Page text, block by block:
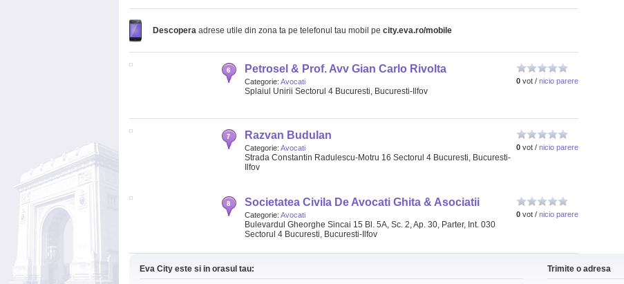
Descopera adrese utile din zona ta pe telefonul tau mobil pe city.eva.ro/mobile
0 vot / nicio parere
Petrosel & Prof. Avv Gian Carlo Rivolta
Categorie: Avocati
Splaiul Unirii Sectorul 4 Bucuresti, Bucuresti-Ilfov
0 vot / nicio parere
Razvan Budulan
Categorie: Avocati
Strada Constantin Radulescu-Motru 16 Sectorul 4 Bucuresti, Bucuresti-
Ilfov
0 vot / nicio parere
Societatea Civila De Avocati Ghita & Asociatii
Categorie: Avocati
Bulevardul Gheorghe Sincai 15 Bl. 5A, Sc. 2, Ap. 30, Parter, Int. 030
Sectorul 4 Bucuresti, Bucuresti-Ilfov
Eva City este si in orasul tau: Trimite o adresa